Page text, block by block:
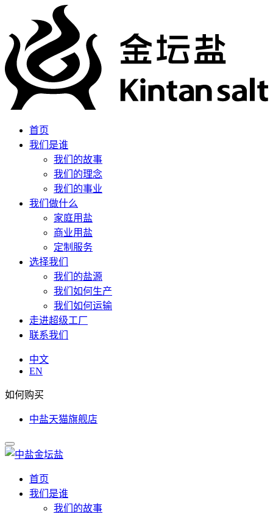
首页
我们是谁
我们的故事
我们的理念
我们的事业
我们做什么
家庭用盐
商业用盐
定制服务
选择我们
我们的盐源
我们如何生产
我们如何运输
走进超级工厂
联系我们
中文
EN
如何购买
中盐天猫旗舰店
首页
我们是谁
我们的故事